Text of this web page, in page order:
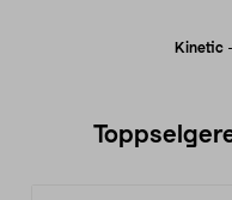
Kinetic-